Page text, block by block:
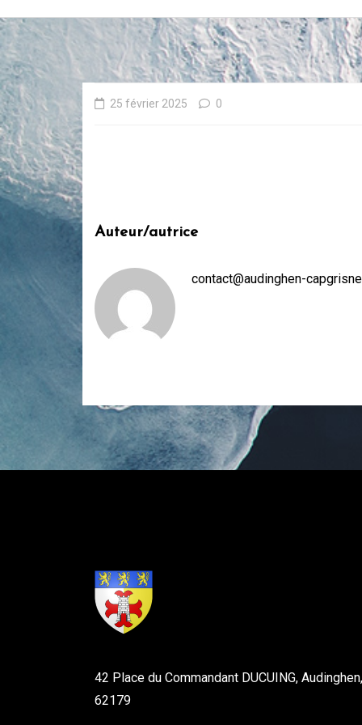
25 février 2025 0
Auteur/autrice
contact@audinghen-
42 Place du Commandant DUCUING, Audinghen,
62179